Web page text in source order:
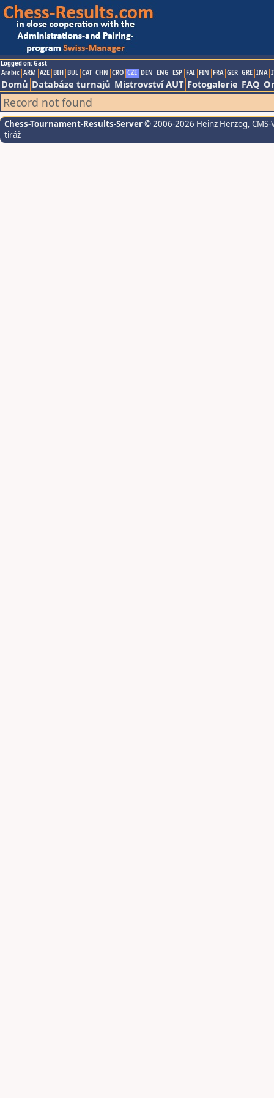
Logged on: Gast
Arabic ARM AZE BIH BUL CAT CHN CRO CZE DEN ENG ESP FAI FIN FRA GER GRE INA
Domů Databáze turnajů Mistrovství AUT Fotogalerie FAQ
Record not found
Chess-Tournament-Results-Server© 2006-2026 Heinz Herzog,
tiráž